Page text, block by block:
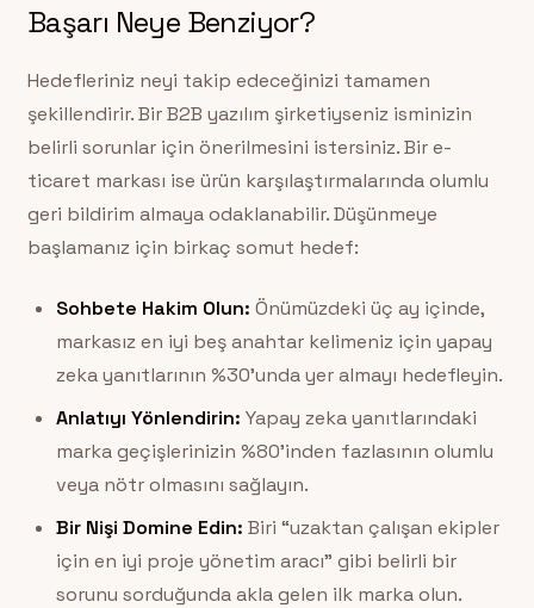
Başarı Neye Benziyor?
Hedefleriniz neyi takip edeceğinizi tamamen
şekillendirir. Bir B2B yazılım şirketiyseniz isminizin
belirli sorunlar için önerilmesini istersiniz. Bir e-
ticaret markası ise ürün karşılaştırmalarında olumlu
geri bildirim almaya odaklanabilir. Düşünmeye
başlamanız için birkaç somut hedef:
Sohbete Hakim Olun: Önümüzdeki üç ay içinde,
markasız en iyi beş anahtar kelimeniz için yapay
zeka yanıtlarının %30’unda yer almayı hedefleyin.
Anlatıyı Yönlendirin: Yapay zeka yanıtlarındaki
marka geçişlerinizin %80’inden fazlasının olumlu
veya nötr olmasını sağlayın.
Bir Nişi Domine Edin: Biri “uzaktan çalışan ekipler
için en iyi proje yönetim aracı” gibi belirli bir
sorunu sorduğunda akla gelen ilk marka olun.